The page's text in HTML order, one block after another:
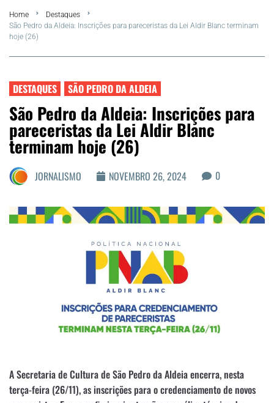
FLA Araru 2026
Araruama
Região dos Lagos
Agenda Cultural
Colunistas
Matérias Exclusivas
Home
Destaques
São Pedro da Aldeia: Inscrições para pareceristas da Lei Aldir Blanc terminam
hoje (26)
DESTAQUES SÃO PEDRO DA ALDEIA
São Pedro da Aldeia: Inscrições para
pareceristas da Lei Aldir Blanc
terminam hoje (26)
JORNALISMO NOVEMBRO 26, 2024 0
A Secretaria de Cultura de São Pedro da Aldeia encerra, nesta
terça-feira (26/11), as inscrições para o credenciamento de novos